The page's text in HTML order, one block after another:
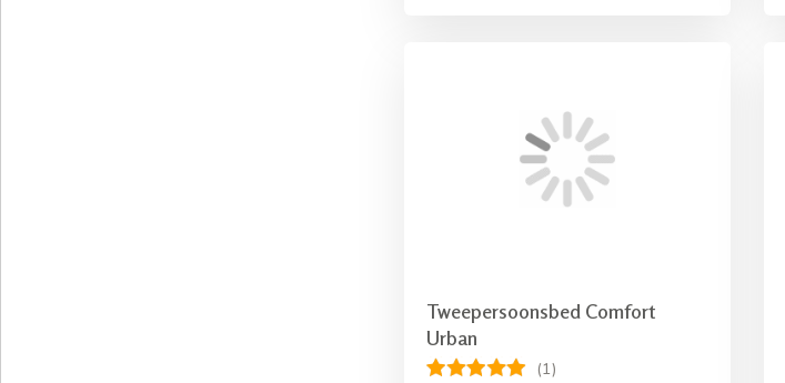
Tweepersoonsbed Comfort
Urban
(1)